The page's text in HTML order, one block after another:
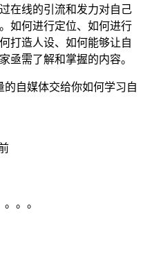
在线的引流和发力对自己
如何进行定位、如何进行
打造人设、如何能够让自
亟需了解和掌握的内容。
自媒体交给你如何学习自
。。